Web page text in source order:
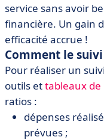
service sans avoir
financière. Un gain
efficacité accrue !
Comment le
Pour réaliser un
outils ettableaux de
ratios :
dépenses
prévues ;